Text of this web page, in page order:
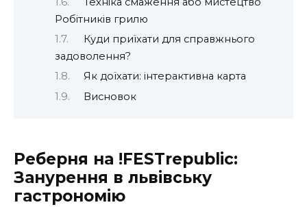
Робітників грилю
Куди приїхати для справжнього
задоволення?
Як доїхати: інтерактивна карта
Висновок
Реберня на !FESTrepublic:
Занурення в львівську
гастрономію